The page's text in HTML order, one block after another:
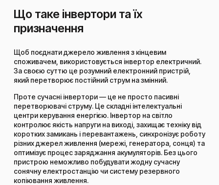
Що таке інвертори та їх
призначення
Щоб поєднати джерело живлення з кінцевим
споживачем, використовується інвертор електричний.
За своєю суттю це розумний електронний пристрій,
який перетворює постійний струм на змінний.
Проте сучасні інвертори — це не просто пасивні
перетворювачі струму. Це складні інтелектуальні
центри керування енергією. Інвертор на світло
контролює якість напруги на виході, захищає техніку від
коротких замикань і перевантажень, синхронізує роботу
різних джерел живлення (мережі, генератора, сонця) та
оптимізує процес заряджання акумуляторів. Без цього
пристрою неможливо побудувати жодну сучасну
сонячну електростанцію чи систему резервного
копіювання живлення.